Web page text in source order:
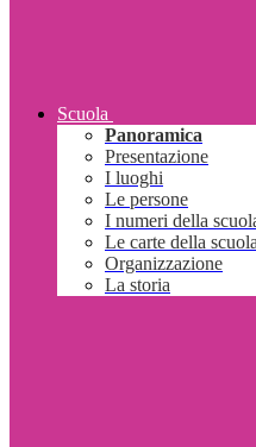
Scuola
Panoramica
Presentazione
I luoghi
Le persone
I numeri della
Le carte della scuola
Organizzazione
La storia